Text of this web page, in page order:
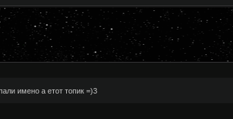
имено а етот топик =)3